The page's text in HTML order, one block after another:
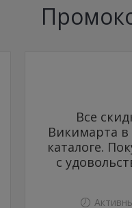
Все
Викимарта
каталоге.
с